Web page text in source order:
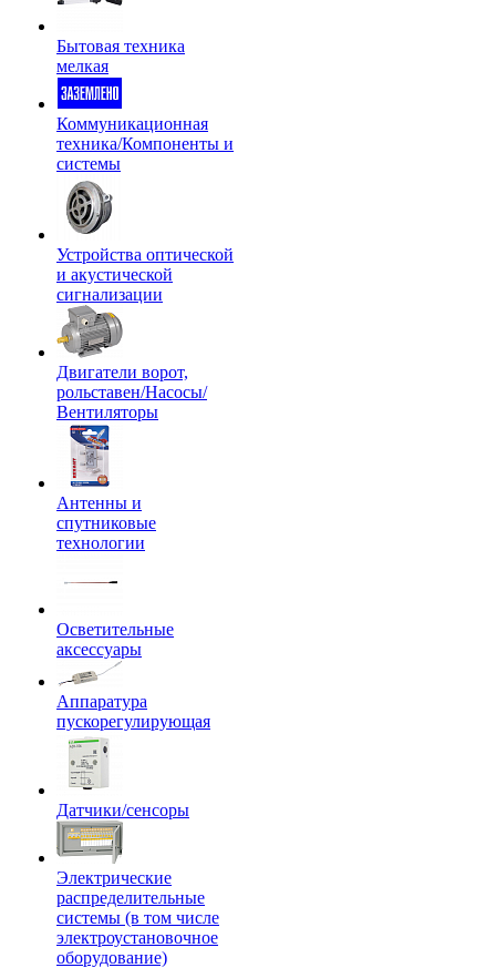
Бытовая техника
мелкая
Коммуникационная
техника/Компоненты и
системы
Устройства оптической
и акустической
сигнализации
Двигатели ворот,
рольставен/Насосы/
Вентиляторы
Антенны и
спутниковые
технологии
Осветительные
аксессуары
Аппаратура
пускорегулирующая
Датчики/сенсоры
Электрические
распределительные
системы (в том числе
электроустановочное
оборудование)